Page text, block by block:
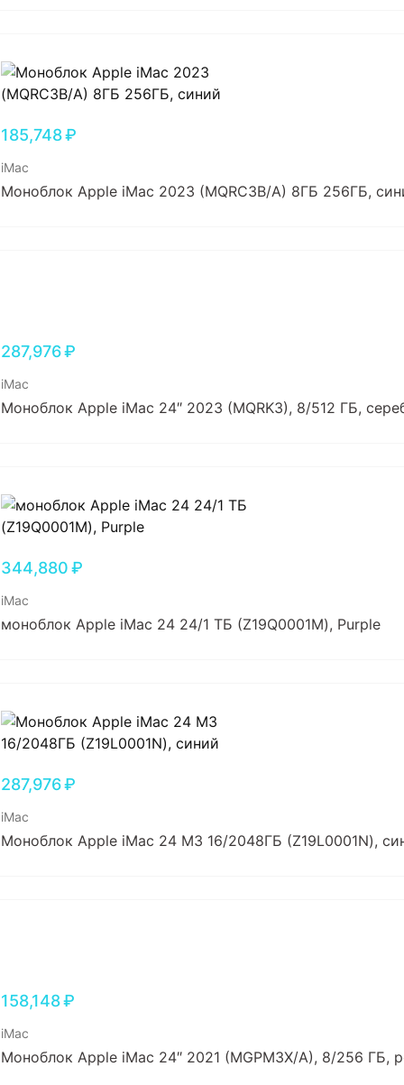
185,748₽
iMac
Моноблок Apple iMac 2023 (MQRC3B/A) 8ГБ 256ГБ,
287,976₽
iMac
Моноблок Apple iMac 24″ 2023 (MQRK3), 8/512 ГБ,
344,880₽
iMac
моноблок Apple iMac 24 24/1 ТБ (Z19Q0001M), Purple
287,976₽
iMac
Моноблок Apple iMac 24 M3 16/2048ГБ (Z19L0001N),
158,148₽
iMac
Моноблок Apple iMac 24″ 2021 (MGPM3X/A), 8/256 ГБ,